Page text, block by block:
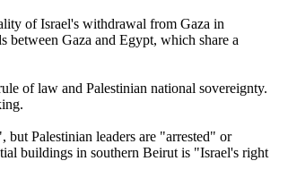
of Israel's withdrawal from Gaza in
between Gaza and Egypt, which share a
of law and Palestinian national sovereignty.
Palestinian leaders are "arrested" or
buildings in southern Beirut is "Israel's right